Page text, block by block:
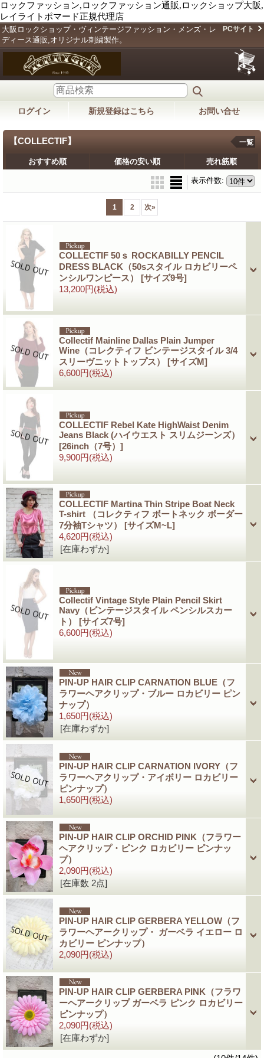
ロックファッション,ロックファッション通販,ロックショップ大阪,
レイライトポマード正規代理店
大阪ロックショップ・ヴィンテージファッション・メンズ・レ
ディース通販,オリジナル刺繍製作。
PCサイト
ログイン 新規登録はこちら お問い合せ
【COLLECTIF】 一覧
おすすめ順 価格の安い順 売れ筋順
表示件数:
1 2 次»
COLLECTIF 50ｓ ROCKABILLY PENCIL
DRESS BLACK（50sスタイル ロカビリーペ
ンシルワンピース） [サイズ9号]
13,200円(税込)
Collectif Mainline Dallas Plain Jumper
Wine（コレクティフ ビンテージスタイル 3/4
スリーヴニットトップス） [サイズM]
6,600円(税込)
COLLECTIF Rebel Kate HighWaist Denim
Jeans Black (ハイウエスト スリムジーンズ）
[26inch（7号）]
9,900円(税込)
COLLECTIF Martina Thin Stripe Boat Neck
T-shirt （コレクティフ ボートネック ボーダー
7分袖Tシャツ） [サイズM~L]
4,620円(税込)
[在庫わずか]
Collectif Vintage Style Plain Pencil Skirt
Navy（ビンテージスタイル ペンシルスカー
ト） [サイズ7号]
6,600円(税込)
PIN-UP HAIR CLIP CARNATION BLUE（フ
ラワーヘアクリップ・ブルー ロカビリー ピン
ナップ）
1,650円(税込)
[在庫わずか]
PIN-UP HAIR CLIP CARNATION IVORY（フ
ラワーヘアクリップ・アイボリー ロカビリー
ピンナップ）
1,650円(税込)
PIN-UP HAIR CLIP ORCHID PINK（フラワー
ヘアクリップ・ピンク ロカビリー ピンナッ
プ）
2,090円(税込)
[在庫数 2点]
PIN-UP HAIR CLIP GERBERA YELLOW（フ
ラワーヘアークリップ・ ガーベラ イエロー ロ
カビリー ピンナップ）
2,090円(税込)
PIN-UP HAIR CLIP GERBERA PINK（フラワ
ーヘアークリップ ガーベラ ピンク ロカビリー
ピンナップ）
2,090円(税込)
[在庫わずか]